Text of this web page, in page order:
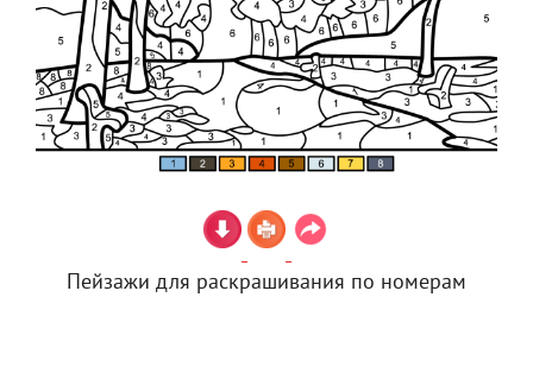
Пейзажи для раскрашивания по номерам